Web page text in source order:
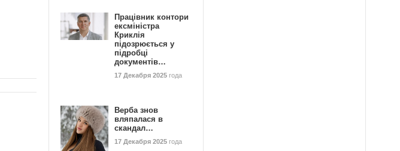
Працівник контори
ексміністра
Криклія
підозрюється у
підробці
документів…
17 Декабря 2025 года
Верба знов
вляпалася в
скандал…
17 Декабря 2025 года